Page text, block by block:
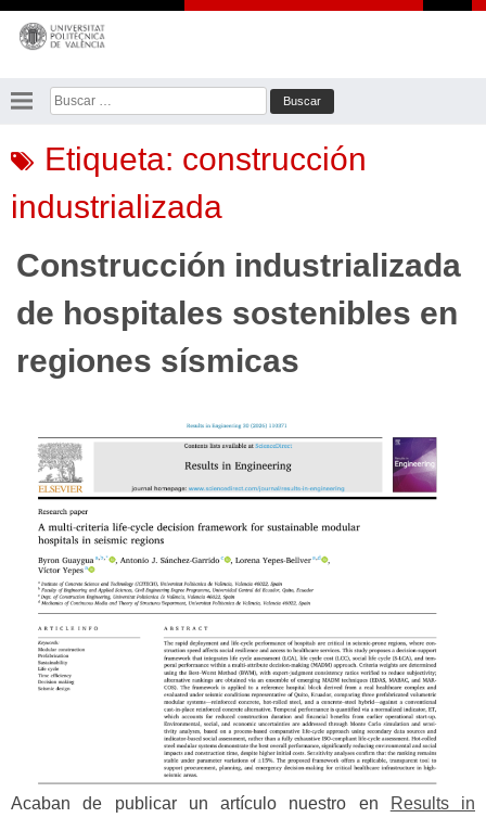
Saltar
contenido
Buscar:
Etiqueta: construcción
industrializada
Construcción industrializada
de hospitales sostenibles en
regiones sísmicas
Acaban de publicar un artículo nuestro en
Results in